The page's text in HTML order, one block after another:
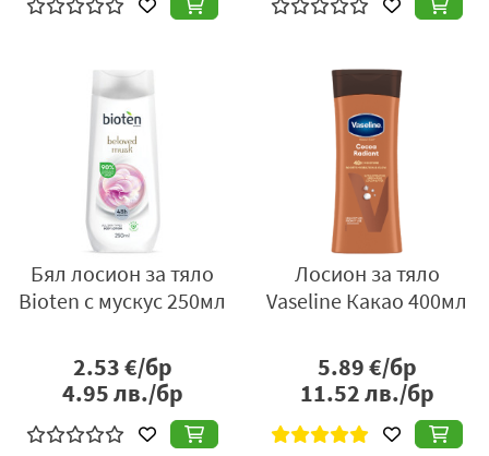
Бял лосион за тяло
Bioten с мускус 250мл
2.53€/бр
4.95лв./бр
Лосион за тяло
Vaseline Какао 400мл
5.89€/бр
11.52лв./бр